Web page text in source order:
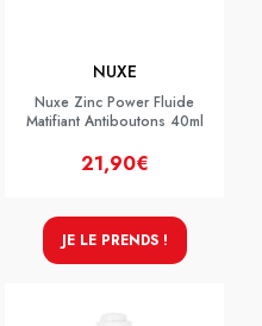
NUXE
Nuxe Zinc Power Fluide
Matifiant Antiboutons 40ml
21,90€
JE LE PRENDS !